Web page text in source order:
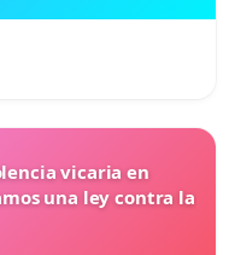
vicaria en
una ley contra la